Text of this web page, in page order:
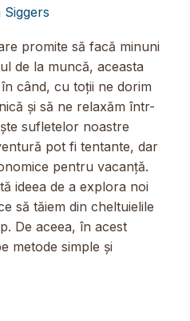
Siggers
promite să facă minuni
de la muncă, aceasta
când, cu toții ne dorim
și să ne relaxăm într-
sufletelor noastre
pot fi tentante, dar
pentru vacanță.
ideea de a explora noi
să tăiem din cheltuielile
De aceea, în acest
metode simple și